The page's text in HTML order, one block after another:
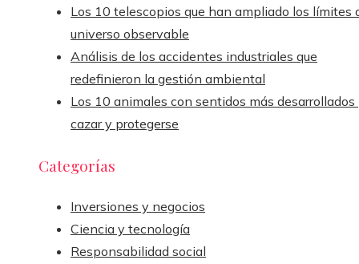
Los 10 telescopios que han ampliado los límites
universo observable
Análisis de los accidentes industriales que
redefinieron la gestión ambiental
Los 10 animales con sentidos más desarrollados
cazar y protegerse
Categorías
Inversiones y negocios
Ciencia y tecnología
Responsabilidad social